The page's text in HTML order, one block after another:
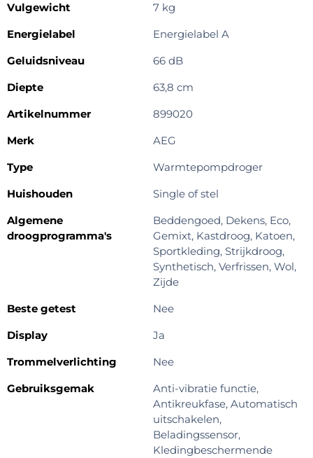
Vulgewicht
7 kg
Energielabel
Energielabel A
Geluidsniveau
66 dB
Diepte
63,8 cm
Artikelnummer
899020
Merk
AEG
Type
Warmtepompdroger
Huishouden
Single of stel
Algemene
droogprogramma's
Beddengoed, Dekens, Eco,
Gemixt, Kastdroog, Katoen,
Sportkleding, Strijkdroog,
Synthetisch, Verfrissen, Wol,
Zijde
Beste getest
Nee
Display
Ja
Trommelverlichting
Nee
Gebruiksgemak
Anti-vibratie functie,
Antikreukfase, Automatisch
uitschakelen,
Beladingssensor,
Kledingbeschermende